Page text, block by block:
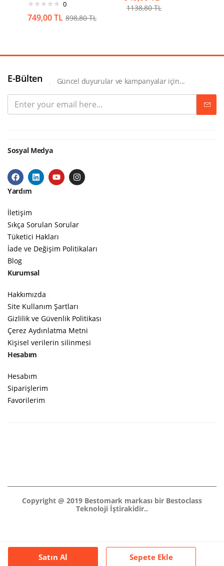
Satın Al Sepete Ekle
0
749,00TL 898,80TL
1138,80TL
E-Bülten Güncel duyurular ve kampanyalar için...
Sosyal Medya
Yardım
İletişim
Sıkça Sorulan Sorular
Tüketici Hakları
İade ve Değişim Politikaları
Blog
Kurumsal
Hakkımızda
Site Kullanım Şartları
Gizlilik ve Güvenlik Politikası
Çerez Aydınlatma Metni
Kişisel verilerin silinmesi
Hesabım
Hesabım
Siparişlerim
Favorilerim
Copyright @ 2019 Bestomark markası bir Bestoclass
Teknoloji İştirakidir..